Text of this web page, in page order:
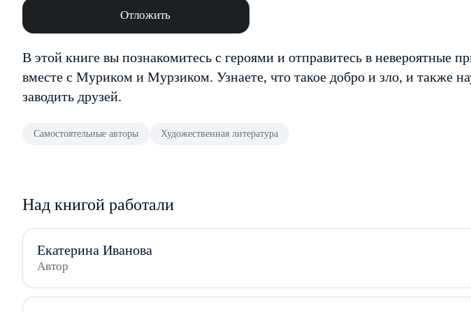
Отложить
В этой книге вы познакомитесь с героями и отправитесь в невероятные
вместе с Муриком и Мурзиком. Узнаете, что такое добро и зло, и также
заводить друзей.
Самостоятельные авторы Художественная литература
Над книгой работали
Екатерина Иванова
Автор